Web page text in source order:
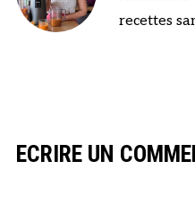
recettes
ECRIRE UN